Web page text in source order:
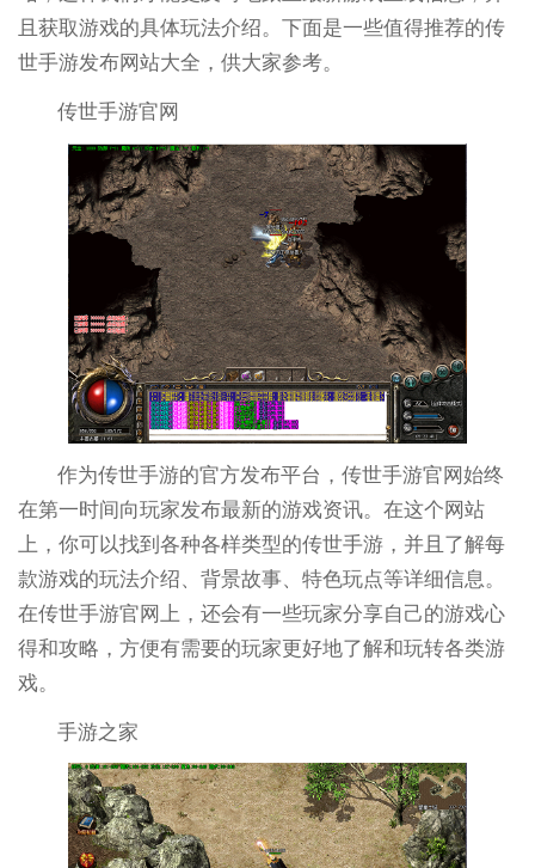
且获取游戏的具体玩法介绍。下面是一些值得推荐的传
世手游发布网站大全，供大家参考。
传世手游官网
作为传世手游的官方发布平台，传世手游官网始终
在第一时间向玩家发布最新的游戏资讯。在这个网站
上，你可以找到各种各样类型的传世手游，并且了解每
款游戏的玩法介绍、背景故事、特色玩点等详细信息。
在传世手游官网上，还会有一些玩家分享自己的游戏心
得和攻略，方便有需要的玩家更好地了解和玩转各类游
戏。
手游之家